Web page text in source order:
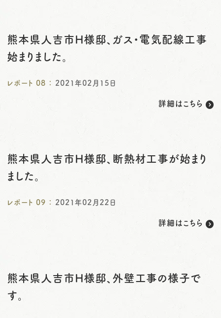
熊本県人吉市H様邸、ガス・電気配線工事
始まりました。
レポート 08 ： 2021年02月15日
詳細はこちら
熊本県人吉市H様邸、断熱材工事が始まり
ました。
レポート 09 ： 2021年02月22日
詳細はこちら
熊本県人吉市H様邸、外壁工事の様子で
す。